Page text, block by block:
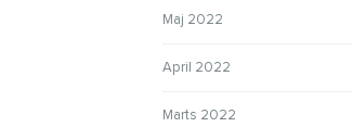
Maj 2022
April 2022
Marts 2022